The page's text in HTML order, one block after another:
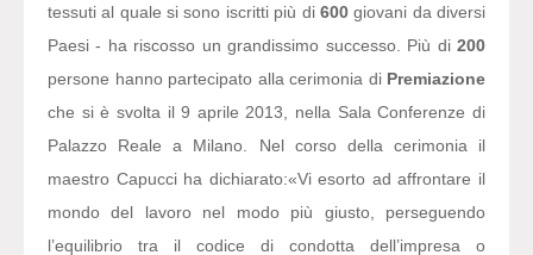
tessuti al quale si sono iscritti più di 600giovani da diversi
Paesi - ha riscosso un grandissimo successo. Più di 200
persone hanno partecipato alla cerimonia di Premiazione
che si è svolta il 9 aprile 2013, nella Sala Conferenze di
Palazzo Reale a Milano. Nel corso della cerimonia il
maestro Capucci ha dichiarato:«Vi esorto ad affrontare il
mondo del lavoro nel modo più giusto, perseguendo
l’equilibrio tra il codice di condotta dell’impresa o